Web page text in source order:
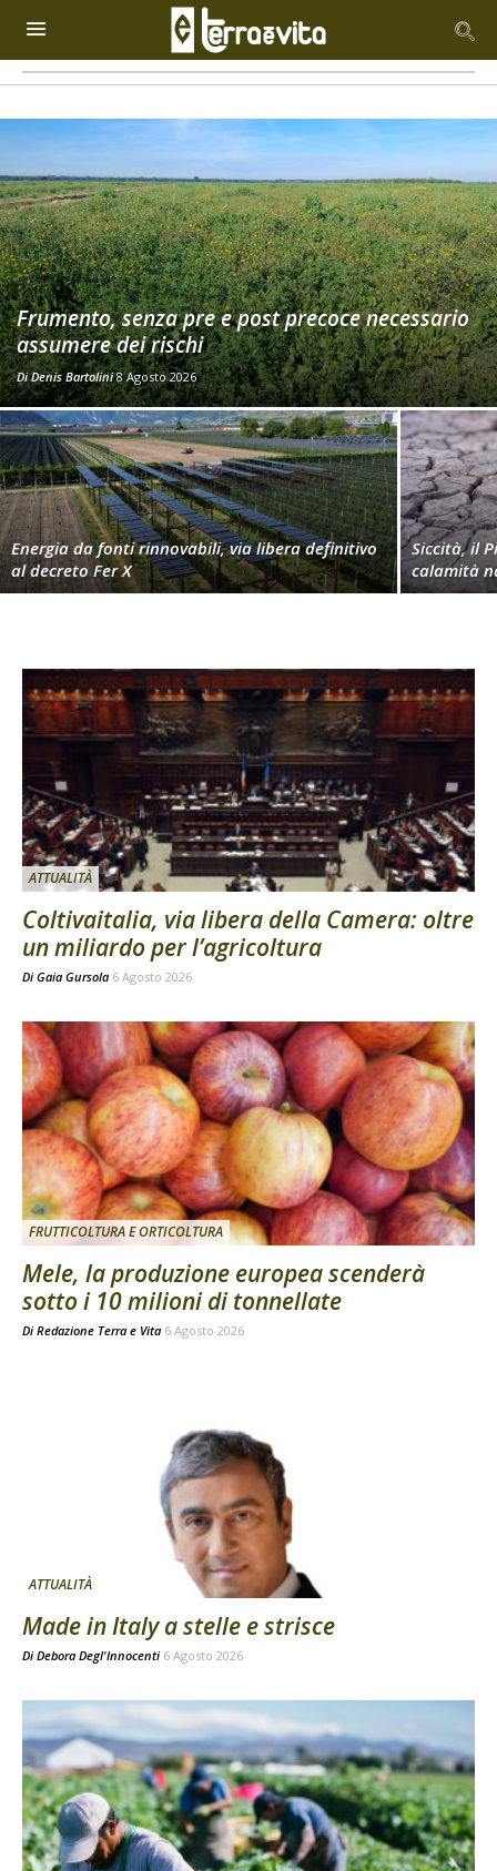
Frumento, senza pre e post precoce necessario
assumere dei rischi
DiDenis Bartolini 8 Agosto 2026
Energia da fonti rinnovabili, via libera definitivo
al decreto Fer X
Siccità, il
calamità
ATTUALITÀ
Coltivaitalia, via libera della Camera: oltre
un miliardo per l’agricoltura
Di Gaia Gursola 6 Agosto 2026
FRUTTICOLTURA E ORTICOLTURA
Mele, la produzione europea scenderà
sotto i 10 milioni di tonnellate
Di Redazione Terra e Vita 6 Agosto 2026
ATTUALITÀ
Made in Italy a stelle e strisce
Di Debora Degl'Innocenti 6 Agosto 2026